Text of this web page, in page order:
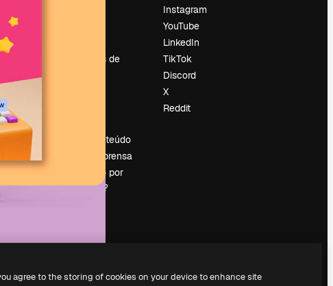
Tendências de
Vender conteúdo
Sala de imprensa
Procurando por
magnific.ai?
Instagram
YouTube
LinkedIn
TikTok
Discord
X
Reddit
agree to the storing of cookies on your device to enhance site